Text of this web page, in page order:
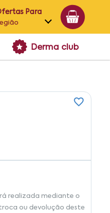
Para
Alagoas
Derma club
realizada mediante o
ou devolução deste